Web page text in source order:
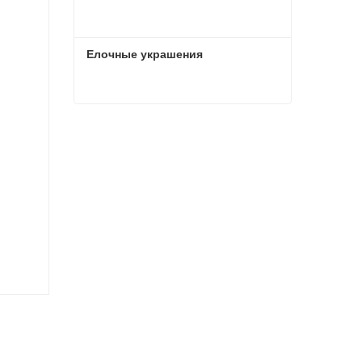
Елочные украшения